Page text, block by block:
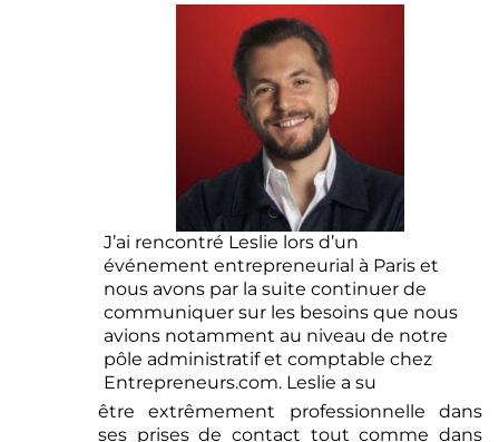
J’ai rencontré Leslie lors d’un
événement entrepreneurial à Paris et
nous avons par la suite continuer de
communiquer sur les besoins que nous
avions notamment au niveau de notre
pôle administratif et comptable chez
Entrepreneurs.com. Leslie a su
être extrêmement professionnelle dans
ses prises de contact tout comme dans